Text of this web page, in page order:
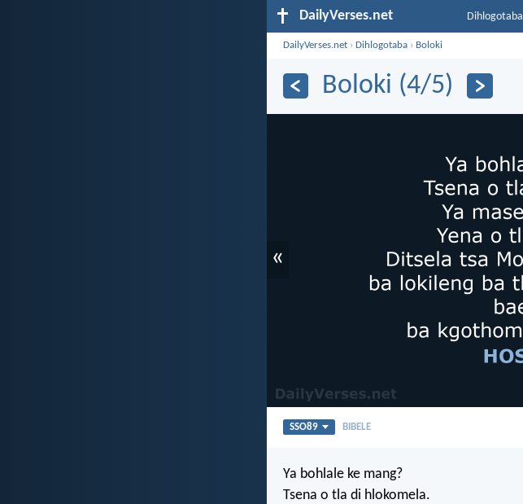
DailyVerses.net Dihlogotaba
DailyVerses.net ›Dihlogotaba › Boloki
Boloki (4/5)
«
SSO89 BIBELE
Ya bohlale ke mang?
Tsena o tla di hlokomela.